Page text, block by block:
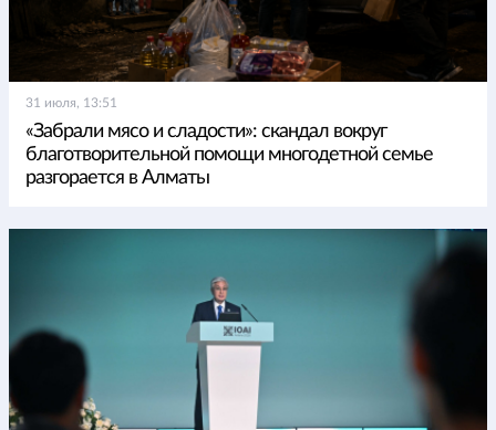
31 июля, 13:51
«Забрали мясо и сладости»: скандал вокруг
благотворительной помощи многодетной семье
разгорается в Алматы